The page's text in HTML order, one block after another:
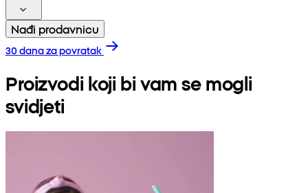
Nađi prodavnicu
30 dana za povratak
Proizvodi koji bi vam se mogli
svidjeti